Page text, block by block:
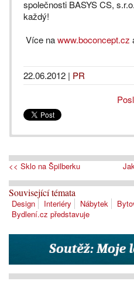
společnosti BASYS CS,
každý!
Více nawww.boconcept.cz
22.06.2012 | PR
<< Sklo na Špilberku
Související témata
Design Interiéry Nábytek
Bydlení.cz představuje